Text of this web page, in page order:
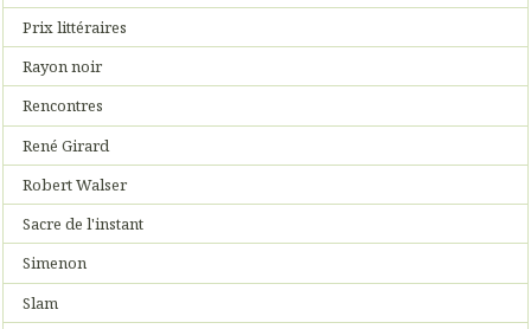
Prix littéraires
Rayon noir
Rencontres
René Girard
Robert Walser
Sacre de l'instant
Simenon
Slam